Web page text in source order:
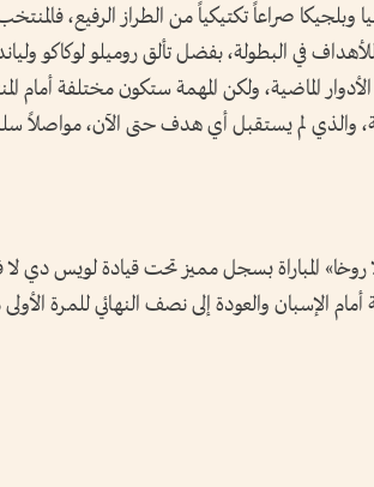
وبلجيكا صراعاً تكتيكياً من الطراز الرفيع،
في البطولة، بفضل تألق روميلو لوكاكو
الماضية، ولكن المهمة ستكون مختلفة
والذي لم يستقبل أي هدف حتى الآن، مواصلاً
المباراة بسجل مميز تحت قيادة لويس دي لا
الإسبان والعودة إلى نصف النهائي للمرة